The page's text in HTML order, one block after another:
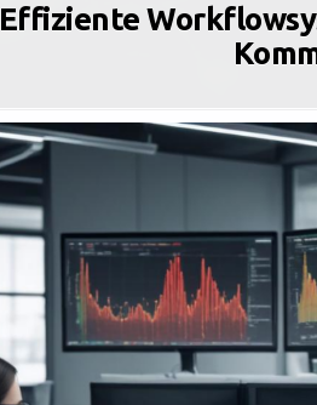
Effiziente